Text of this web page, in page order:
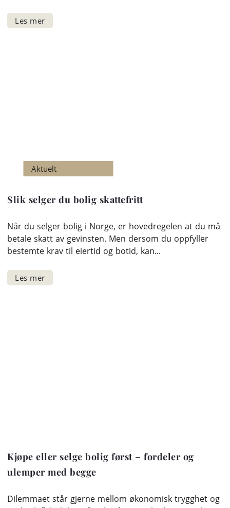
Aktuelt
Slik selger du bolig skattefritt
Når du selger bolig i Norge, er hovedregelen at du må
betale skatt av gevinsten. Men dersom du oppfyller
bestemte krav til eiertid og botid, kan...
Kjøpe eller selge bolig først – fordeler og
ulemper med begge
Dilemmaet står gjerne mellom økonomisk trygghet og